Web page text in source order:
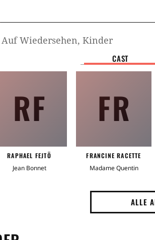
Auf Wiedersehen, Kinder
CAST
RF
RAPHAEL FEJTÖ
Jean Bonnet
FR
FRANCINE RACETTE
Madame Quentin
ALLE